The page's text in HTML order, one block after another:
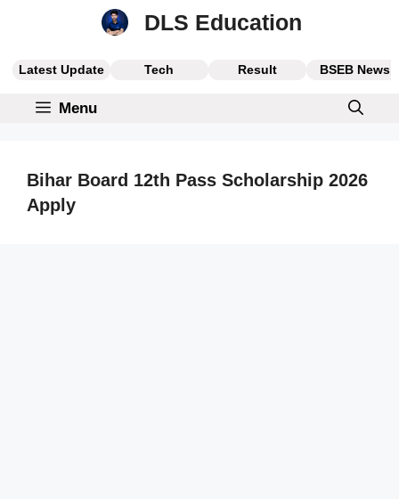
DLS Education
Latest Update Tech Result BSEB News
Menu
Bihar Board 12th Pass Scholarship 2026
Apply